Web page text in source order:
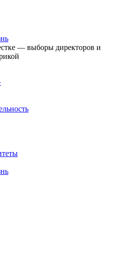
— выборы директоров и